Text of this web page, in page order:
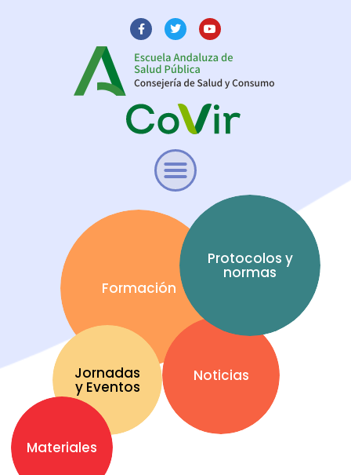
Formación
Protocolos y
normas
Materiales
Jornadas
y Eventos
Noticias